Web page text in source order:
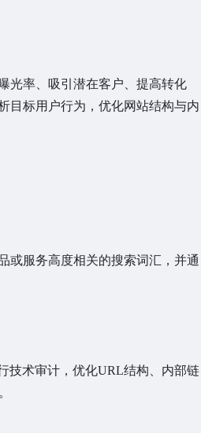
率、吸引潜在客户、提高转化
目标用户行为，优化网站结构与内
服务高度相关的搜索词汇，并通
术审计，优化URL结构、内部链